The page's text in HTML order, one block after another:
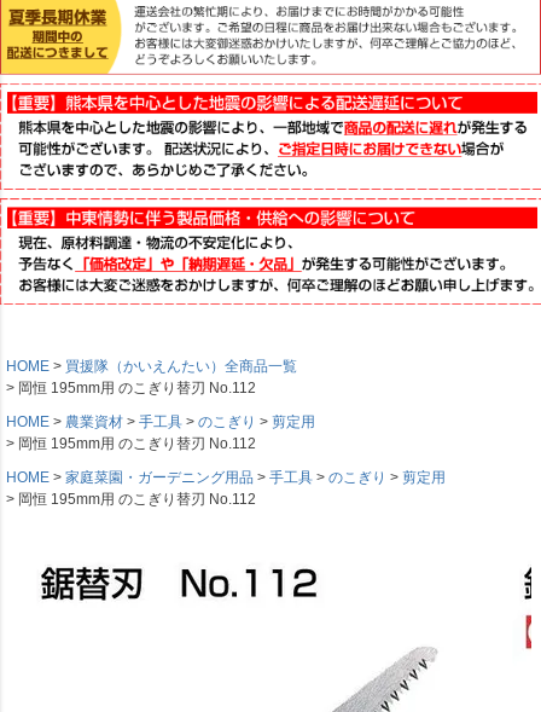
HOME
買援隊（かいえんたい）全商品一覧
岡恒 195mm用 のこぎり替刃 No.112
HOME
農業資材 手工具 のこぎり
剪定用
岡恒 195mm用 のこぎり替刃 No.112
HOME
家庭菜園・ガーデニング用品 手工具 のこぎり
剪定用
岡恒 195mm用 のこぎり替刃 No.112